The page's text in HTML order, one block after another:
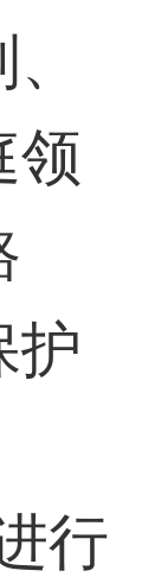
领
护
行